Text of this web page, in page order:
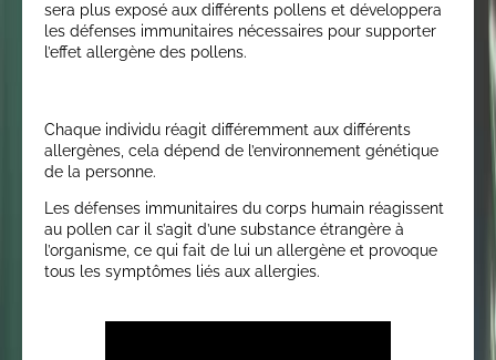
sera plus exposé aux différents pollens et développera
les défenses immunitaires nécessaires pour supporter
l’effet allergène des pollens.
Chaque individu réagit différemment aux différents
allergènes, cela dépend de l’environnement génétique
de la personne.
Les défenses immunitaires du corps humain réagissent
au pollen car il s’agit d’une substance étrangère à
l’organisme, ce qui fait de lui un allergène et provoque
tous les symptômes liés aux allergies.